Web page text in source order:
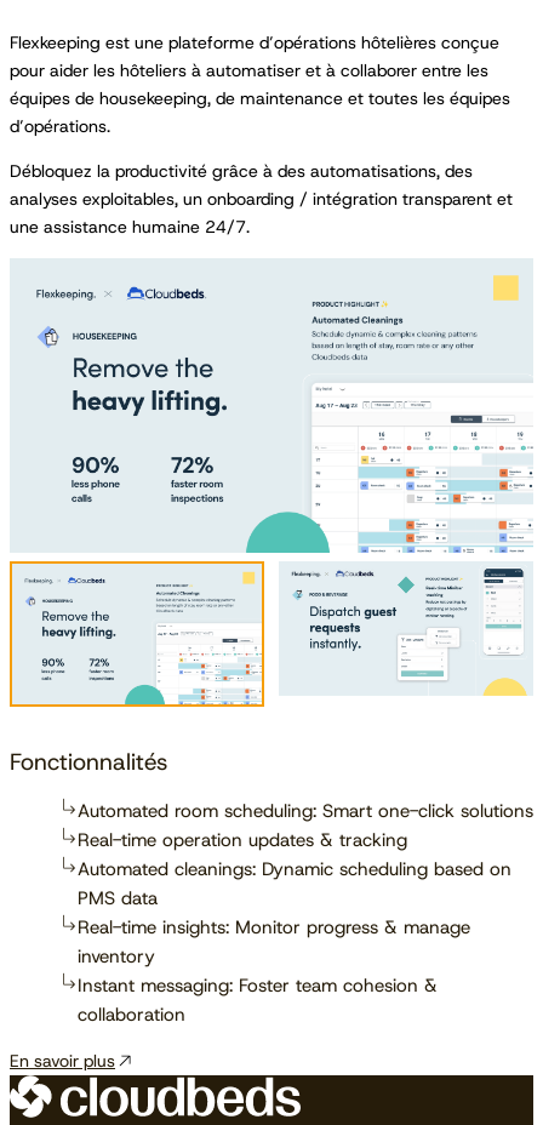
Flexkeeping est une plateforme d’opérations hôtelières conçue
pour aider les hôteliers à automatiser et à collaborer entre les
équipes de housekeeping, de maintenance et toutes les équipes
d’opérations.
Débloquez la productivité grâce à des automatisations, des
analyses exploitables, un onboarding / intégration transparent et
une assistance humaine 24/7.
Fonctionnalités
Automated room scheduling: Smart one-click solutions
Real-time operation updates & tracking
Automated cleanings: Dynamic scheduling based on
PMS data
Real-time insights: Monitor progress & manage
inventory
Instant messaging: Foster team cohesion &
collaboration
En savoir plus